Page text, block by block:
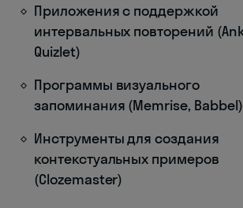
Приложения с поддержкой
интервальных повторений
Quizlet)
Программы визуального
запоминания (Memrise, Babbel)
Инструменты для создания
контекстуальных примеров
(Clozemaster)